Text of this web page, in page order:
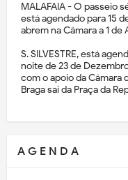
MALAFAIA - O passeio
está agendado para 15
abrem na Câmara a 1 de
S. SILVESTRE, está
noite de 23 de
com o apoio da Câmara
Braga sai da Praça da
A G E N D A